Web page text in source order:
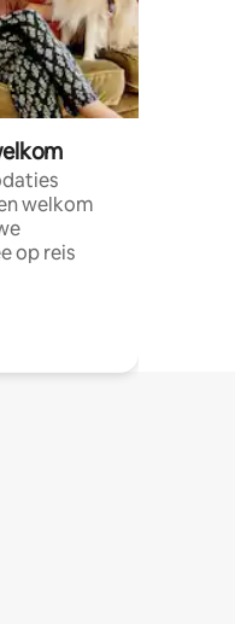
welkom
op reis